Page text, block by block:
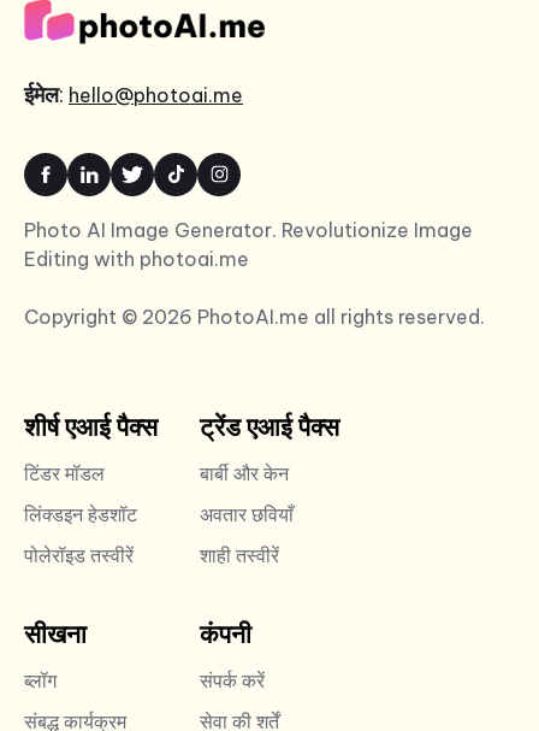
ईमेल: hello@photoai.me
Photo AI Image Generator. Revolutionize Image
Editing with photoai.me
Copyright © 2026 PhotoAI.me all rights reserved.
शीर्ष एआई पैक्स
टिंडर मॉडल
लिंक्डइन हेडशॉट
पोलेरॉइड तस्वीरें
ट्रेंड एआई पैक्स
बार्बी और केन
अवतार छवियाँ
शाही तस्वीरें
सीखना
ब्लॉग
संबद्ध कार्यक्रम
कंपनी
संपर्क करें
सेवा की शर्तें